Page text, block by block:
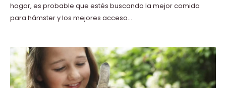
hogar, es probable que estés buscando la mejor comida
para hámster y los mejores acceso...